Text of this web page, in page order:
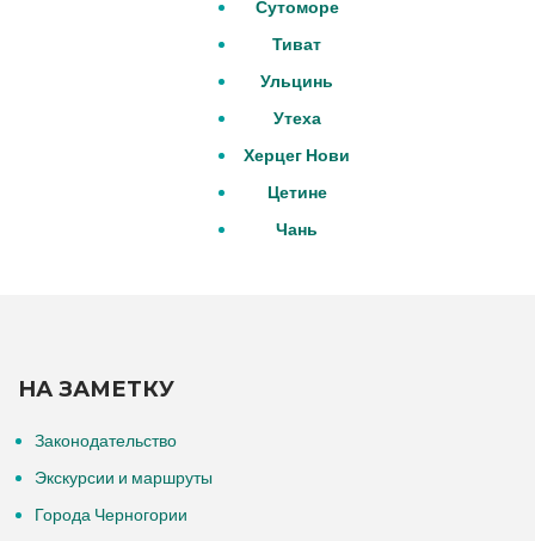
Сутоморе
Тиват
Ульцинь
Утеха
Херцег Нови
Цетине
Чань
НА ЗАМЕТКУ
Законодательство
Экскурсии и маршруты
Города Черногории